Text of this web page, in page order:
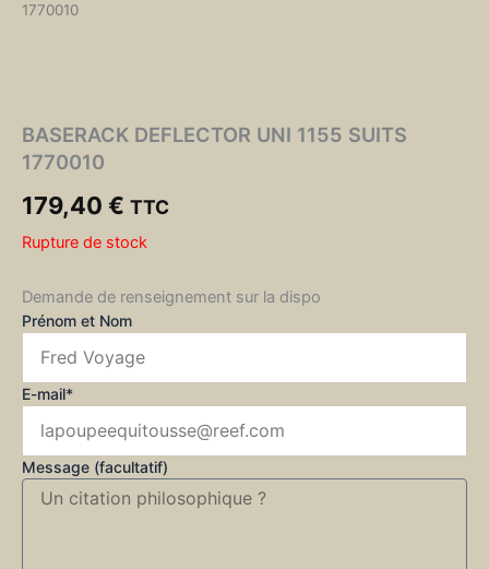
1770010
BASERACK DEFLECTOR UNI 1155 SUITS
1770010
179,40 € TTC
Rupture de stock
Demande de renseignement sur la dispo
Prénom et Nom
E-mail*
Message (facultatif)